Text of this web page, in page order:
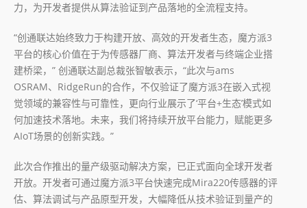
力，为开发者提供从算法验证到产品落地的全流程支持。
“创通联达始终致力于构建开放、高效的开发者生态，魔方派3
平台的核心价值在于为传感器厂商、算法开发者与终端企业搭
建桥梁，” 创通联达副总裁张智敏表示，“此次与ams
OSRAM、RidgeRun的合作，不仅验证了魔方派3在嵌入式视
觉领域的兼容性与可靠性，更向行业展示了‘平台+生态’模式如
何加速技术落地。未来，我们将持续开放平台能力，赋能更多
AIoT场景的创新实践。”
此次合作推出的量产级驱动解决方案，已正式面向全球开发者
开放。开发者可通过魔方派3平台快速完成Mira220传感器的评
估、算法调试与产品原型开发，大幅降低从技术验证到量产的